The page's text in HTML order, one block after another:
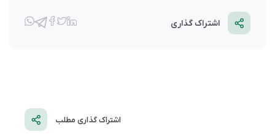
اشتراک گذاری
اشتراک گذاری مطلب